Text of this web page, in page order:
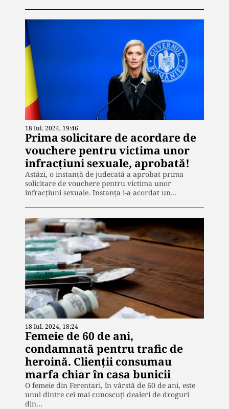
18 Iul. 2024, 19:46
Prima solicitare de acordare de
vouchere pentru victima unor
infracțiuni sexuale, aprobată!
Astăzi, o instanță de judecată a aprobat prima
solicitare de vouchere pentru victima unor
infracțiuni sexuale. Instanța i-a acordat un…
18 Iul. 2024, 18:24
Femeie de 60 de ani,
condamnată pentru trafic de
heroină. Clienții consumau
marfa chiar în casa bunicii
O femeie din Ferentari, în vârstă de 60 de ani, este
unul dintre cei mai cunoscuți dealeri de droguri
din…